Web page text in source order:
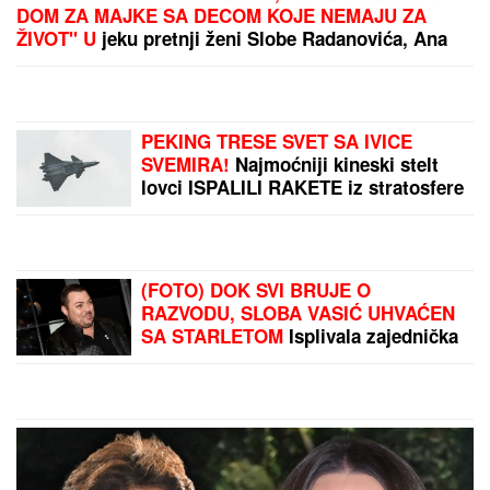
OVO JE SPISAK UČESNIKA "ELITE 10"Haos u
GRČKO LETO ŽENE OGNJENA
AMIDŽIĆA!Mina ističe GOLE NOGE,